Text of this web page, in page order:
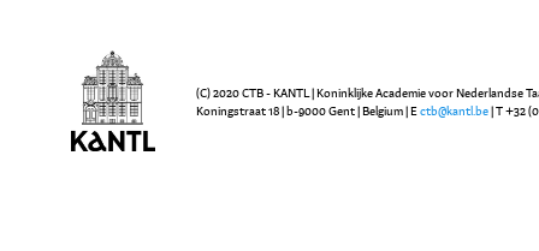
(C) 2020 CTB - KANTL | Koninklijke Academie voor Nederlandse
Koningstraat 18 | b-9000 Gent | Belgium | E ctb@kantl.be | T +32